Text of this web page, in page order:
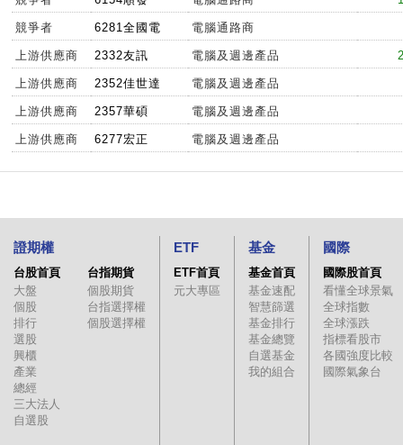
競爭者 6281全國電 電腦通路商
上游供應商 2332友訊 電腦及週邊產品
上游供應商 2352佳世達 電腦及週邊產品
上游供應商 2357華碩 電腦及週邊產品
上游供應商 6277宏正 電腦及週邊產品
證期權
台股首頁
大盤
個股
排行
選股
興櫃
產業
總經
三大法人
自選股
台指期貨
個股期貨
台指選擇權
個股選擇權
ETF
ETF首頁
元大專區
基金
基金首頁
基金速配
智慧篩選
基金排行
基金總覽
自選基金
我的組合
國際
國際股首頁
看懂全球景氣
全球指數
全球漲跌
指標看股市
各國強度比較
國際氣象台